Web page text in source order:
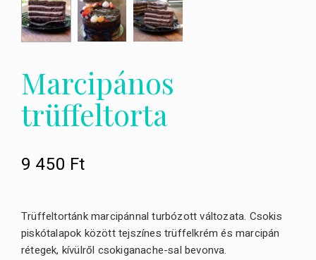
Marcipános
trüffeltorta
9 450 Ft
Trüffeltortánk marcipánnal turbózott változata. Csokis
piskótalapok között tejszínes trüffelkrém és marcipán
rétegek, kívülről csokiganache-sal bevonva.